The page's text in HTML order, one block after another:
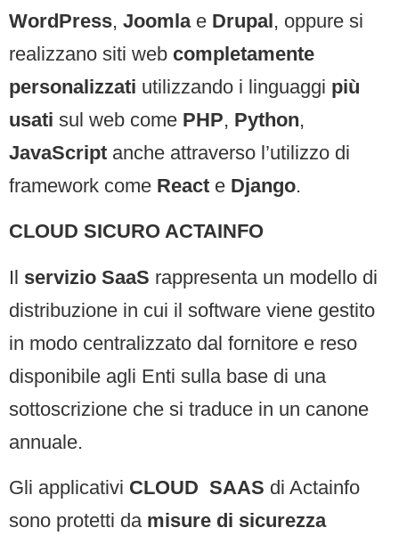
WordPress, Joomlae Drupal, oppure si
realizzano siti web completamente
personalizzati utilizzando i linguaggi più
usati sul web come PHP, Python,
JavaScript anche attraverso l’utilizzo di
framework come React e Django.
CLOUD SICURO ACTAINFO
Il servizio SaaS rappresenta un modello di
distribuzione in cui il software viene gestito
in modo centralizzato dal fornitore e reso
disponibile agli Enti sulla base di una
sottoscrizione che si traduce in un canone
annuale.
Gli applicativi CLOUD SAAS di Actainfo
sono protetti da misure di sicurezza